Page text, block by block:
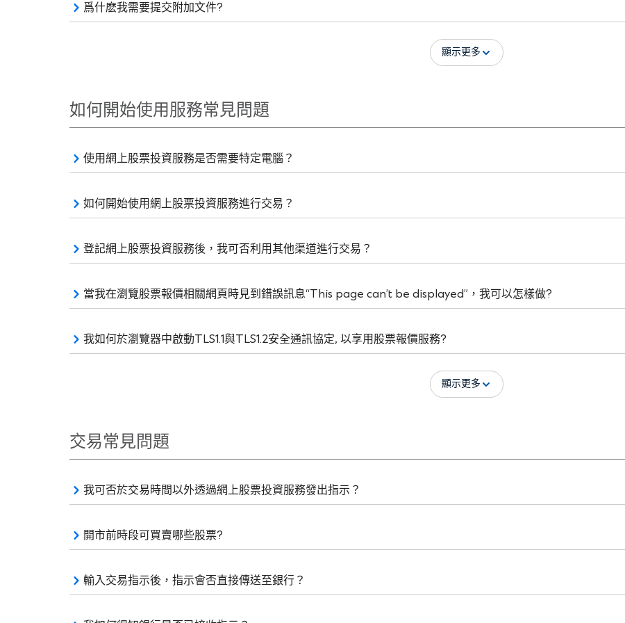
爲什麽我需要提交附加文件?
顯示更多
如何開始使用服務常見問題
使用網上股票投資服務是否需要特定電腦？
如何開始使用網上股票投資服務進行交易？
登記網上股票投資服務後，我可否利用其他渠道進行交易？
當我在瀏覽股票報價相關網頁時見到錯誤訊息“This page can’t be displayed”，我可以怎樣做?
我如何於瀏覽器中啟動TLS1.1與TLS1.2安全通訊協定, 以享用股票報價服務?
顯示更多
交易常見問題
我可否於交易時間以外透過網上股票投資服務發出指示？
開市前時段可買賣哪些股票?
輸入交易指示後，指示會否直接傳送至銀行？